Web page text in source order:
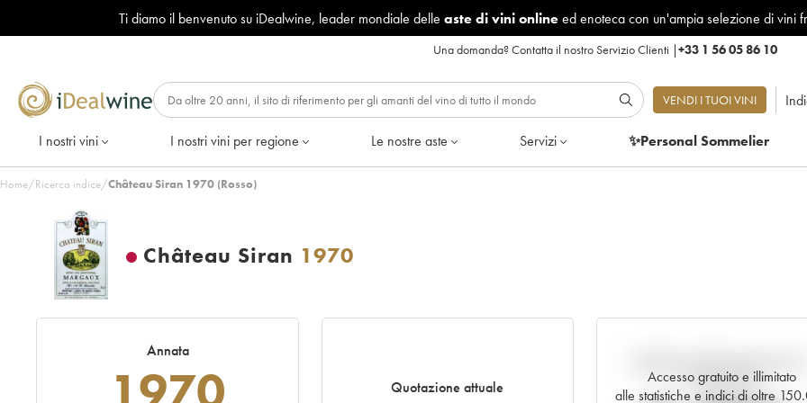
Ti diamo il benvenuto su iDealwine, leader mondiale delle aste di vini onlineed enoteca con un'ampia selezione di vini
Una domanda?Contatta il nostro Servizio Clienti |+33 1 56 05 86 10
VENDI I TUOI VINI
I nostri vini I nostri vini per regione Le nostre aste Servizi ✨Personal Sommelier
Home/Ricerca indice/Château Siran 1970 (Rosso)
Château Siran 1970
Annata
Quotazione attuale
Accesso gratuito e illimitato
alle statistiche e indici di oltre
tempo reale